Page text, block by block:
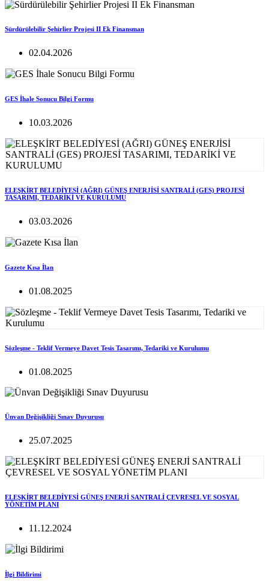
Sürdürülebilir Şehirlier Projesi II Ek Finansman
02.04.2026
GES İhale Sonucu Bilgi Formu
10.03.2026
ELEŞKİRT BELEDİYESİ (AĞRI) GÜNEŞ ENERJİSİ SANTRALİ (GES) PROJESİ
TASARIMI, TEDARİKİ VE KURULUMU
03.03.2026
Gazete Kısa İlan
01.08.2025
Sözleşme - Teklif Vermeye Davet Tesis Tasarımı, Tedariki ve Kurulumu
01.08.2025
Ünvan Değişikliği Sınav Duyurusu
25.07.2025
ELEŞKİRT BELEDİYESİ GÜNEŞ ENERJİ SANTRALİ ÇEVRESEL VE SOSYAL
YÖNETİM PLANI
11.12.2024
İlgi Bildirimi